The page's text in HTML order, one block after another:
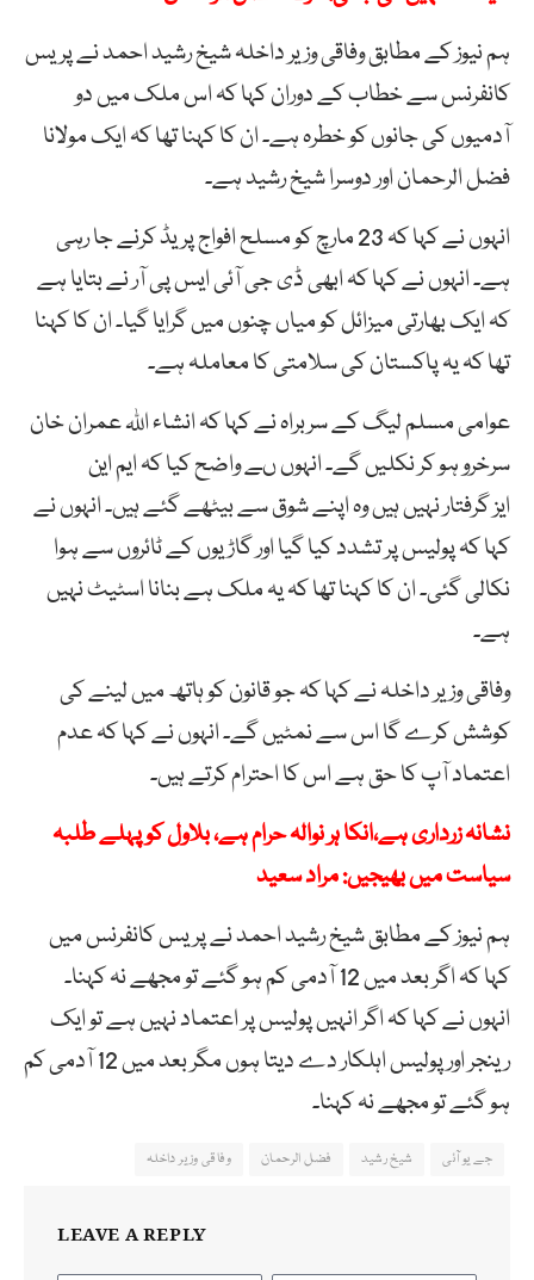
ہم نیوز کے مطابق وفاقی وزیر داخلہ شیخ رشید احمد نے پریس
کانفرنس سے خطاب کے دوران کہا کہ اس ملک میں دو
آدمیوں کی جانوں کو خطرہ ہے۔ ان کا کہنا تھا کہ ایک مولانا
فضل الرحمان اور دوسرا شیخ رشید ہے۔
انہوں نے کہا کہ 23 مارچ کو مسلح افواج پریڈ کرنے جا رہی
ہے۔ انہوں نے کہا کہ ابھی ڈی جی آئی ایس پی آر نے بتایا ہے
کہ ایک بھارتی میزائل کو میاں چنوں میں گرایا گیا۔ ان کا کہنا
تھا کہ یہ پاکستان کی سلامتی کا معاملہ ہے۔
عوامی مسلم لیگ کے سربراہ نے کہا کہ انشاء اللہ عمران خان
سرخرو ہو کر نکلیں گے۔ انہوں ںے واضح کیا کہ ایم این
ایز گرفتار نہیں ہیں وہ اپنے شوق سے بیٹھے گئے ہیں۔ انہوں نے
کہا کہ پولیس پر تشدد کیا گیا اور گاڑیوں کے ٹائروں سے ہوا
نکالی گئی۔ ان کا کہنا تھا کہ یہ ملک ہے بنانا اسٹیٹ نہیں
ہے۔
وفاقی وزیر داخلہ نے کہا کہ جو قانون کو ہاتھ میں لینے کی
کوشش کرے گا اس سے نمٹیں گے۔ انہوں نے کہا کہ عدم
اعتماد آپ کا حق ہے اس کا احترام کرتے ہیں۔
نشانہ زرداری ہے،انکا ہر نوالہ حرام ہے، بلاول کو پہلے طلبہ
سیاست میں بھیجیں: مراد سعید
ہم نیوز کے مطابق شیخ رشید احمد نے پریس کانفرنس میں
کہا کہ اگر بعد میں 12 آدمی کم ہو گئے تو مجھے نہ کہنا۔
انہوں نے کہا کہ اگر انہیں پولیس پر اعتماد نہیں ہے تو ایک
رینجر اور پولیس اہلکار دے دیتا ہوں مگر بعد میں 12 آدمی کم
ہو گئے تو مجھے نہ کہنا۔
جے یو آئی شیخ رشید فضل الرحمان وفاقی وزیر داخلہ
LEAVE A REPLY